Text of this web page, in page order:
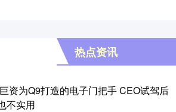
热点资讯
资为Q9打造的电子门把手 CEO试驾后
不实用